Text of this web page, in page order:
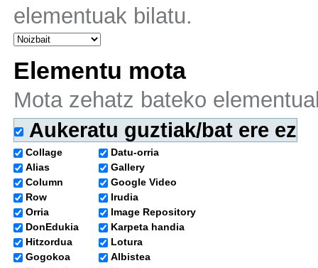
elementuak bilatu.
Elementu mota
Mota zehatz bateko
Aukeratu guztiak/bat ere ez
Collage
Alias
Column
Row
Orria
DonEdukia
Hitzordua
Gogokoa
Datu-orria
Gallery
Google Video
Irudia
Image Repository
Karpeta handia
Lotura
Albistea